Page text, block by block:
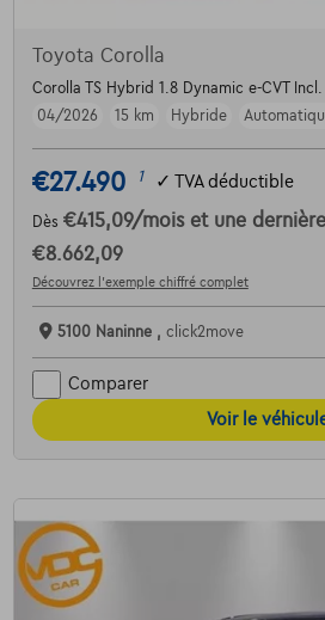
Toyota Corolla
Corolla TS Hybrid 1.8 Dynamic e-CVT
04/2026
15 km Hybride
€27.490 1 ✓ TVA déductible
Dès €415,09/mois et une
€8.662,09
Découvrez l’exemple chiffré complet
5100 Naninne , click2move
Comparer
Voir le